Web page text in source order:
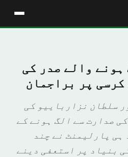
والے صدر کی
کرسی پر براجمان
سلطان نزارباییو کی
صدارت سے الگ ہونے کے
ہی پارلیمنٹ نے چند
بنیاد پر استعفی دینے